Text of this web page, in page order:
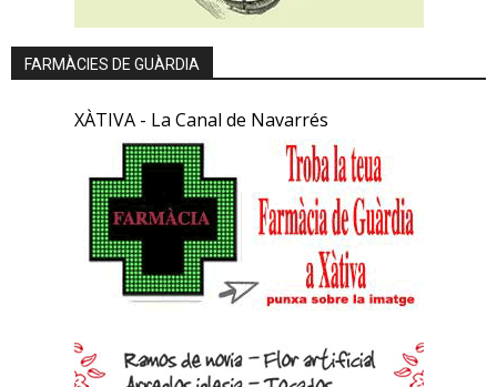
FARMÀCIES DE GUÀRDIA
XÀTIVA - La Canal de Navarrés